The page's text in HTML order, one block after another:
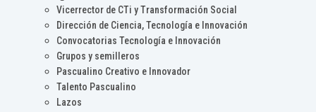
Vicerrector de CTi y Transformación Social
Dirección de Ciencia, Tecnología e Innovación
Convocatorias Tecnología e Innovación
Grupos y semilleros
Pascualino Creativo e Innovador
Talento Pascualino
Lazos